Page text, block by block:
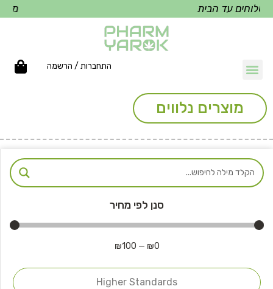
עד הבית
התחברות / הרשמה
מוצרים נלווים
סנן לפי מחיר
₪0
—
₪100
Higher Standards